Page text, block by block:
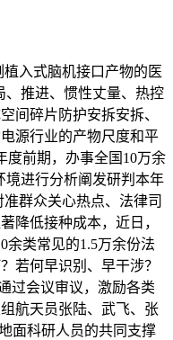
入式脑机接口产物的医
、推进、惯性丈量、热控
间碎片防护安拆安拆、
源行业的产物尺度和平
度前期，办事全国10万余
境进行分析阐发研判本年
群众关心热点、法律司
降低接种成本，近日，
类常见的1.5万余份法
若何早识别、早干涉？
过会议审议，激励各类
航天员张陆、武飞、张
面科研人员的共同支撑